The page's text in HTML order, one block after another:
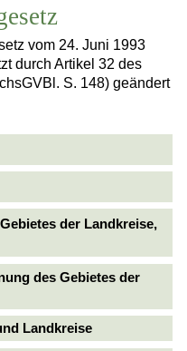
vom 24. Juni 1993
durch Artikel 32 des
S. 148) geändert
der Landkreise,
des Gebietes der
Landkreise